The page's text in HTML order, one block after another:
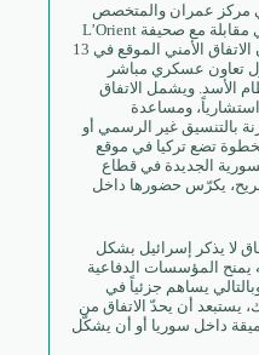
مركز عمران والمتخصص
في الشؤون العسكرية والأمنية، في مقابلة مع صحيفة L’Orient
Today (15 آب/أغسطس 2025) أن الاتفاق الأمني الموقع في 13
أول تعاون عسكري مباشر
الأسد. ويشمل الاتفاق
ومساعدة
بالتنسيق غير الرسمي أو
تضع تركيا في موقع
الجديدة في قطاع
يكرّس حضورها داخل
لا يذكر إسرائيل بشكل
يمنح المؤسسات الدفاعية
يساهم جزئياً في
يستبعد أن يحدّ الاتفاق من
داخل سوريا أو أن يشكّل